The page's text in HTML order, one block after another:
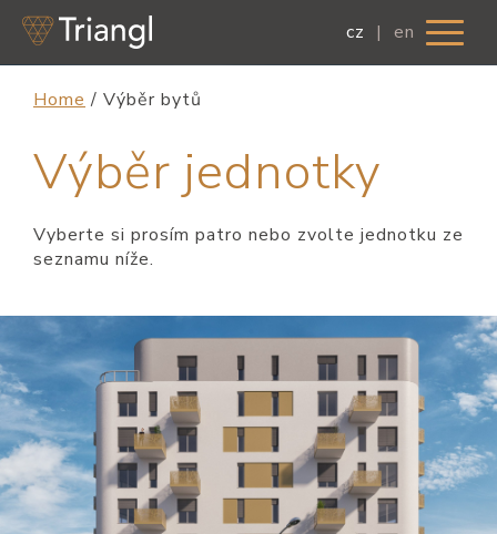
cz | en
Home / Výběr bytů
Výběr jednotky
Vyberte si prosím patro nebo zvolte jednotku ze
seznamu níže.